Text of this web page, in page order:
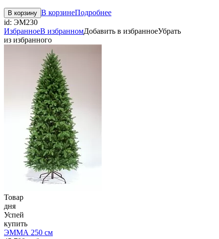
В корзину В корзинеПодробнее
id: ЭМ230
ИзбранноеВ избранномДобавить в избранноеУбрать
из избранного
Товар
дня
Успей
купить
ЭММА 250 см